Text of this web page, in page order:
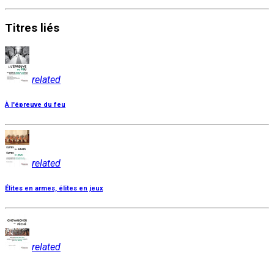
Titres liés
related
À l'épreuve du feu
related
Élites en armes, élites en jeux
related